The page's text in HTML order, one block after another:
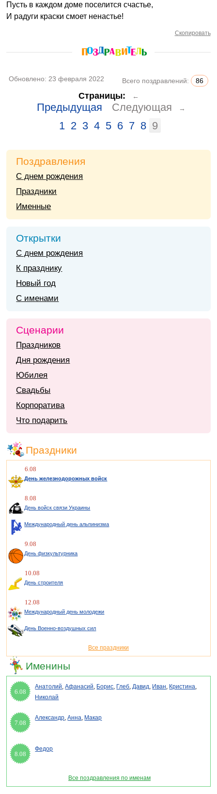
Пусть в каждом доме поселится счастье,
И радуги краски смоет ненастье!
Скопировать
Обновлено: 23 февраля 2022 Всего поздравлений: 86
Страницы: ←
Предыдущая Следующая →
1 2 3 4 5 6 7 8 9
Поздравления
С днем рождения
Праздники
Именные
Открытки
С днем рождения
К празднику
Новый год
С именами
Сценарии
Праздников
Дня рождения
Юбилея
Свадьбы
Корпоратива
Что подарить
Праздники
6.08
День железнодорожных войск
8.08
День войск связи Украины
Международный день альпинизма
9.08
День физкультурника
10.08
День строителя
12.08
Международный день молодежи
День Военно-воздушных сил
Все праздники
Именины
6.08
Анатолий,Афанасий, Борис, Глеб,Давид, Иван, Кристина,
Николай
7.08
Александр,Анна, Макар
8.08
Федор
Все поздравления по именам